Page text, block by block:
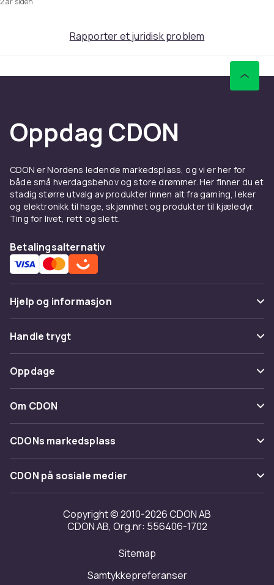
Vekt
Produktsikkerhetsinformasjon
Rapporter et juridisk problem
Oppdag CDON
CDON er Nordens ledende markedsplass, og vi er her for
både små hverdagsbehov og store drømmer. Her finner du et
stadig større utvalg av produkter innen alt fra gaming, leker
og elektronikk til hage, skjønnhet og produkter til kjæledyr.
Ting for livet, rett og slett.
Betalingsalternativ
Hjelp og informasjon
Vanlige spørsmål
Spor pakke
Angre & returner her
Kontakt oss
Handle trygt
Betaling
Levering
Tilbakekallinger
Oppdage
Kategorier
Varemerker
Om CDON
Om oss
Kundeanmeldelser
Jobbe på CDON
Investor relations
Tilgjengelighet
CDONs markedsplass
Merchant Help Center
CDON på sosiale medier
Copyright © 2010-2026 CDON AB
CDON AB, Org.nr: 556406-1702
Sitemap
Samtykkepreferanser